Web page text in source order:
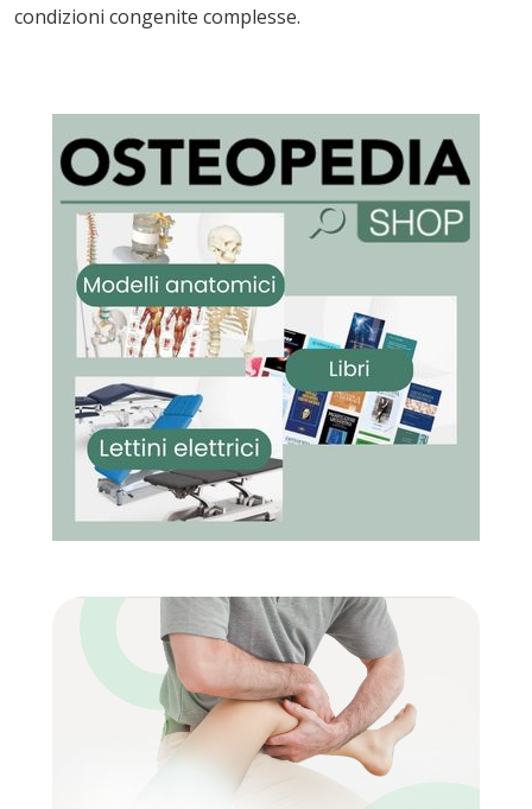
condizioni congenite complesse.